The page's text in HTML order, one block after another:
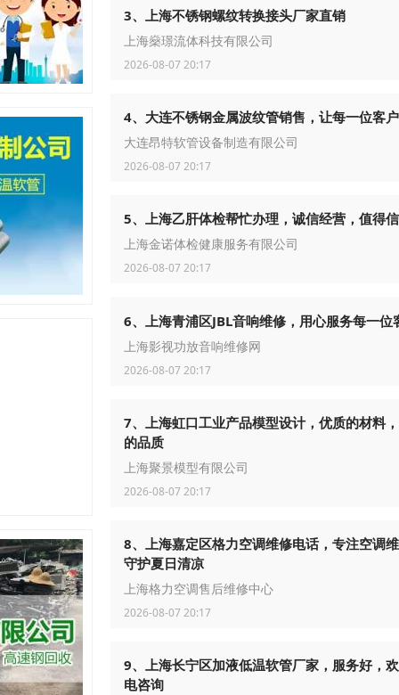
3、上海不锈钢螺纹转换接头厂家直销
上海燊璟流体科技有限公司
2026-08-07 20:17
4、大连不锈钢金属波纹管销售，让每一位客
大连昂特软管设备制造有限公司
2026-08-07 20:17
5、上海乙肝体检帮忙办理，诚信经营，值得
上海金诺体检健康服务有限公司
2026-08-07 20:17
6、上海青浦区JBL音响维修，用心服务每一位
上海影视功放音响维修网
2026-08-07 20:17
7、上海虹口工业产品模型设计，优质的材料
的品质
上海聚景模型有限公司
2026-08-07 20:17
8、上海嘉定区格力空调维修电话，专注空调
守护夏日清凉
上海格力空调售后维修中心
2026-08-07 20:17
9、上海长宁区加液低温软管厂家，服务好，
电咨询